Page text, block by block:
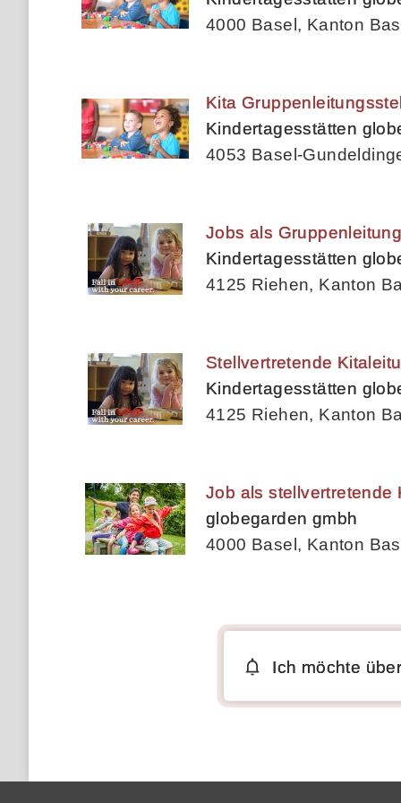
4000 Basel, Kanton
Kita
Kindertagesstätten
4053 Basel-
Jobs als
Kindertagesstätten
4125 Riehen, Kanton
Stellvertretende
Kindertagesstätten
4125 Riehen, Kanton
Job als stellvertretende
globegarden gmbh
4000 Basel, Kanton
Ich möchte